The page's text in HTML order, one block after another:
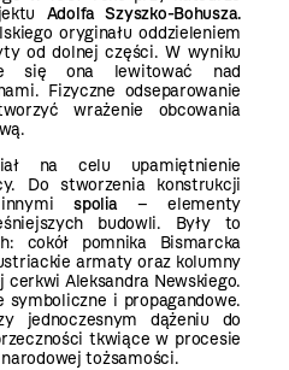
Adolfa Szyszko-Bohusza.
oryginału oddzieleniem
od dolnej części. W wyniku
się ona lewitować nad
Fizyczne odseparowanie
wrażenie obcowania
na celu upamiętnienie
Do stworzenia konstrukcji
innymispolia – elementy
budowli. Były to
cokół pomnika Bismarcka
armaty oraz kolumny
Aleksandra Newskiego.
symboliczne i propagandowe.
jednoczesnym dążeniu do
tkwiące w procesie
tożsamości.